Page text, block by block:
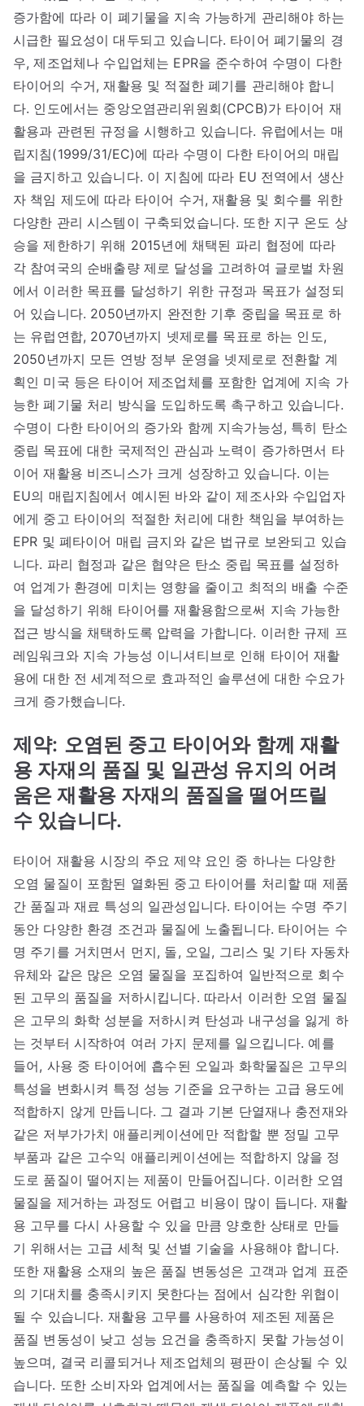
증가함에 따라 이 폐기물을 지속 가능하게 관리해야 하는
시급한 필요성이 대두되고 있습니다. 타이어 폐기물의 경
우, 제조업체나 수입업체는 EPR을 준수하여 수명이 다한
타이어의 수거, 재활용 및 적절한 폐기를 관리해야 합니
다. 인도에서는 중앙오염관리위원회(CPCB)가 타이어 재
활용과 관련된 규정을 시행하고 있습니다. 유럽에서는 매
립지침(1999/31/EC)에 따라 수명이 다한 타이어의 매립
을 금지하고 있습니다. 이 지침에 따라 EU 전역에서 생산
자 책임 제도에 따라 타이어 수거, 재활용 및 회수를 위한
다양한 관리 시스템이 구축되었습니다. 또한 지구 온도 상
승을 제한하기 위해 2015년에 채택된 파리 협정에 따라
각 참여국의 순배출량 제로 달성을 고려하여 글로벌 차원
에서 이러한 목표를 달성하기 위한 규정과 목표가 설정되
어 있습니다. 2050년까지 완전한 기후 중립을 목표로 하
는 유럽연합, 2070년까지 넷제로를 목표로 하는 인도,
2050년까지 모든 연방 정부 운영을 넷제로로 전환할 계
획인 미국 등은 타이어 제조업체를 포함한 업계에 지속 가
능한 폐기물 처리 방식을 도입하도록 촉구하고 있습니다.
수명이 다한 타이어의 증가와 함께 지속가능성, 특히 탄소
중립 목표에 대한 국제적인 관심과 노력이 증가하면서 타
이어 재활용 비즈니스가 크게 성장하고 있습니다. 이는
EU의 매립지침에서 예시된 바와 같이 제조사와 수입업자
에게 중고 타이어의 적절한 처리에 대한 책임을 부여하는
EPR 및 폐타이어 매립 금지와 같은 법규로 보완되고 있습
니다. 파리 협정과 같은 협약은 탄소 중립 목표를 설정하
여 업계가 환경에 미치는 영향을 줄이고 최적의 배출 수준
을 달성하기 위해 타이어를 재활용함으로써 지속 가능한
접근 방식을 채택하도록 압력을 가합니다. 이러한 규제 프
레임워크와 지속 가능성 이니셔티브로 인해 타이어 재활
용에 대한 전 세계적으로 효과적인 솔루션에 대한 수요가
크게 증가했습니다.
제약: 오염된 중고 타이어와 함께 재활
용 자재의 품질 및 일관성 유지의 어려
움은 재활용 자재의 품질을 떨어뜨릴
수 있습니다.
타이어 재활용 시장의 주요 제약 요인 중 하나는 다양한
오염 물질이 포함된 열화된 중고 타이어를 처리할 때 제품
간 품질과 재료 특성의 일관성입니다. 타이어는 수명 주기
동안 다양한 환경 조건과 물질에 노출됩니다. 타이어는 수
명 주기를 거치면서 먼지, 돌, 오일, 그리스 및 기타 자동차
유체와 같은 많은 오염 물질을 포집하여 일반적으로 회수
된 고무의 품질을 저하시킵니다. 따라서 이러한 오염 물질
은 고무의 화학 성분을 저하시켜 탄성과 내구성을 잃게 하
는 것부터 시작하여 여러 가지 문제를 일으킵니다. 예를
들어, 사용 중 타이어에 흡수된 오일과 화학물질은 고무의
특성을 변화시켜 특정 성능 기준을 요구하는 고급 용도에
적합하지 않게 만듭니다. 그 결과 기본 단열재나 충전재와
같은 저부가가치 애플리케이션에만 적합할 뿐 정밀 고무
부품과 같은 고수익 애플리케이션에는 적합하지 않을 정
도로 품질이 떨어지는 제품이 만들어집니다. 이러한 오염
물질을 제거하는 과정도 어렵고 비용이 많이 듭니다. 재활
용 고무를 다시 사용할 수 있을 만큼 양호한 상태로 만들
기 위해서는 고급 세척 및 선별 기술을 사용해야 합니다.
또한 재활용 소재의 높은 품질 변동성은 고객과 업계 표준
의 기대치를 충족시키지 못한다는 점에서 심각한 위협이
될 수 있습니다. 재활용 고무를 사용하여 제조된 제품은
품질 변동성이 낮고 성능 요건을 충족하지 못할 가능성이
높으며, 결국 리콜되거나 제조업체의 평판이 손상될 수 있
습니다. 또한 소비자와 업계에서는 품질을 예측할 수 있는